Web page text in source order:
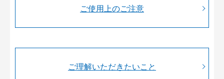
ご使用上のご注意
ご理解いただきたいこと